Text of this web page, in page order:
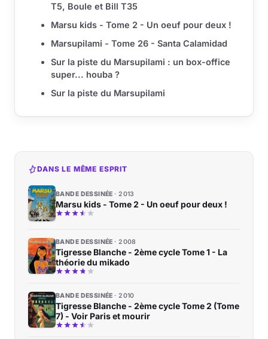
T5, Boule et Bill T35
Marsu kids - Tome 2 - Un oeuf pour deux !
Marsupilami - Tome 26 - Santa Calamidad
Sur la piste du Marsupilami : un box-office
super... houba ?
Sur la piste du Marsupilami
DANS LE MÊME ESPRIT
BANDE DESSINÉE 2013
Marsu kids - Tome 2 - Un oeuf pour deux !
BANDE DESSINÉE 2008
Tigresse Blanche - 2ème cycle Tome 1 - La
théorie du mikado
BANDE DESSINÉE 2010
Tigresse Blanche - 2ème cycle Tome 2 (Tome
7) - Voir Paris et mourir